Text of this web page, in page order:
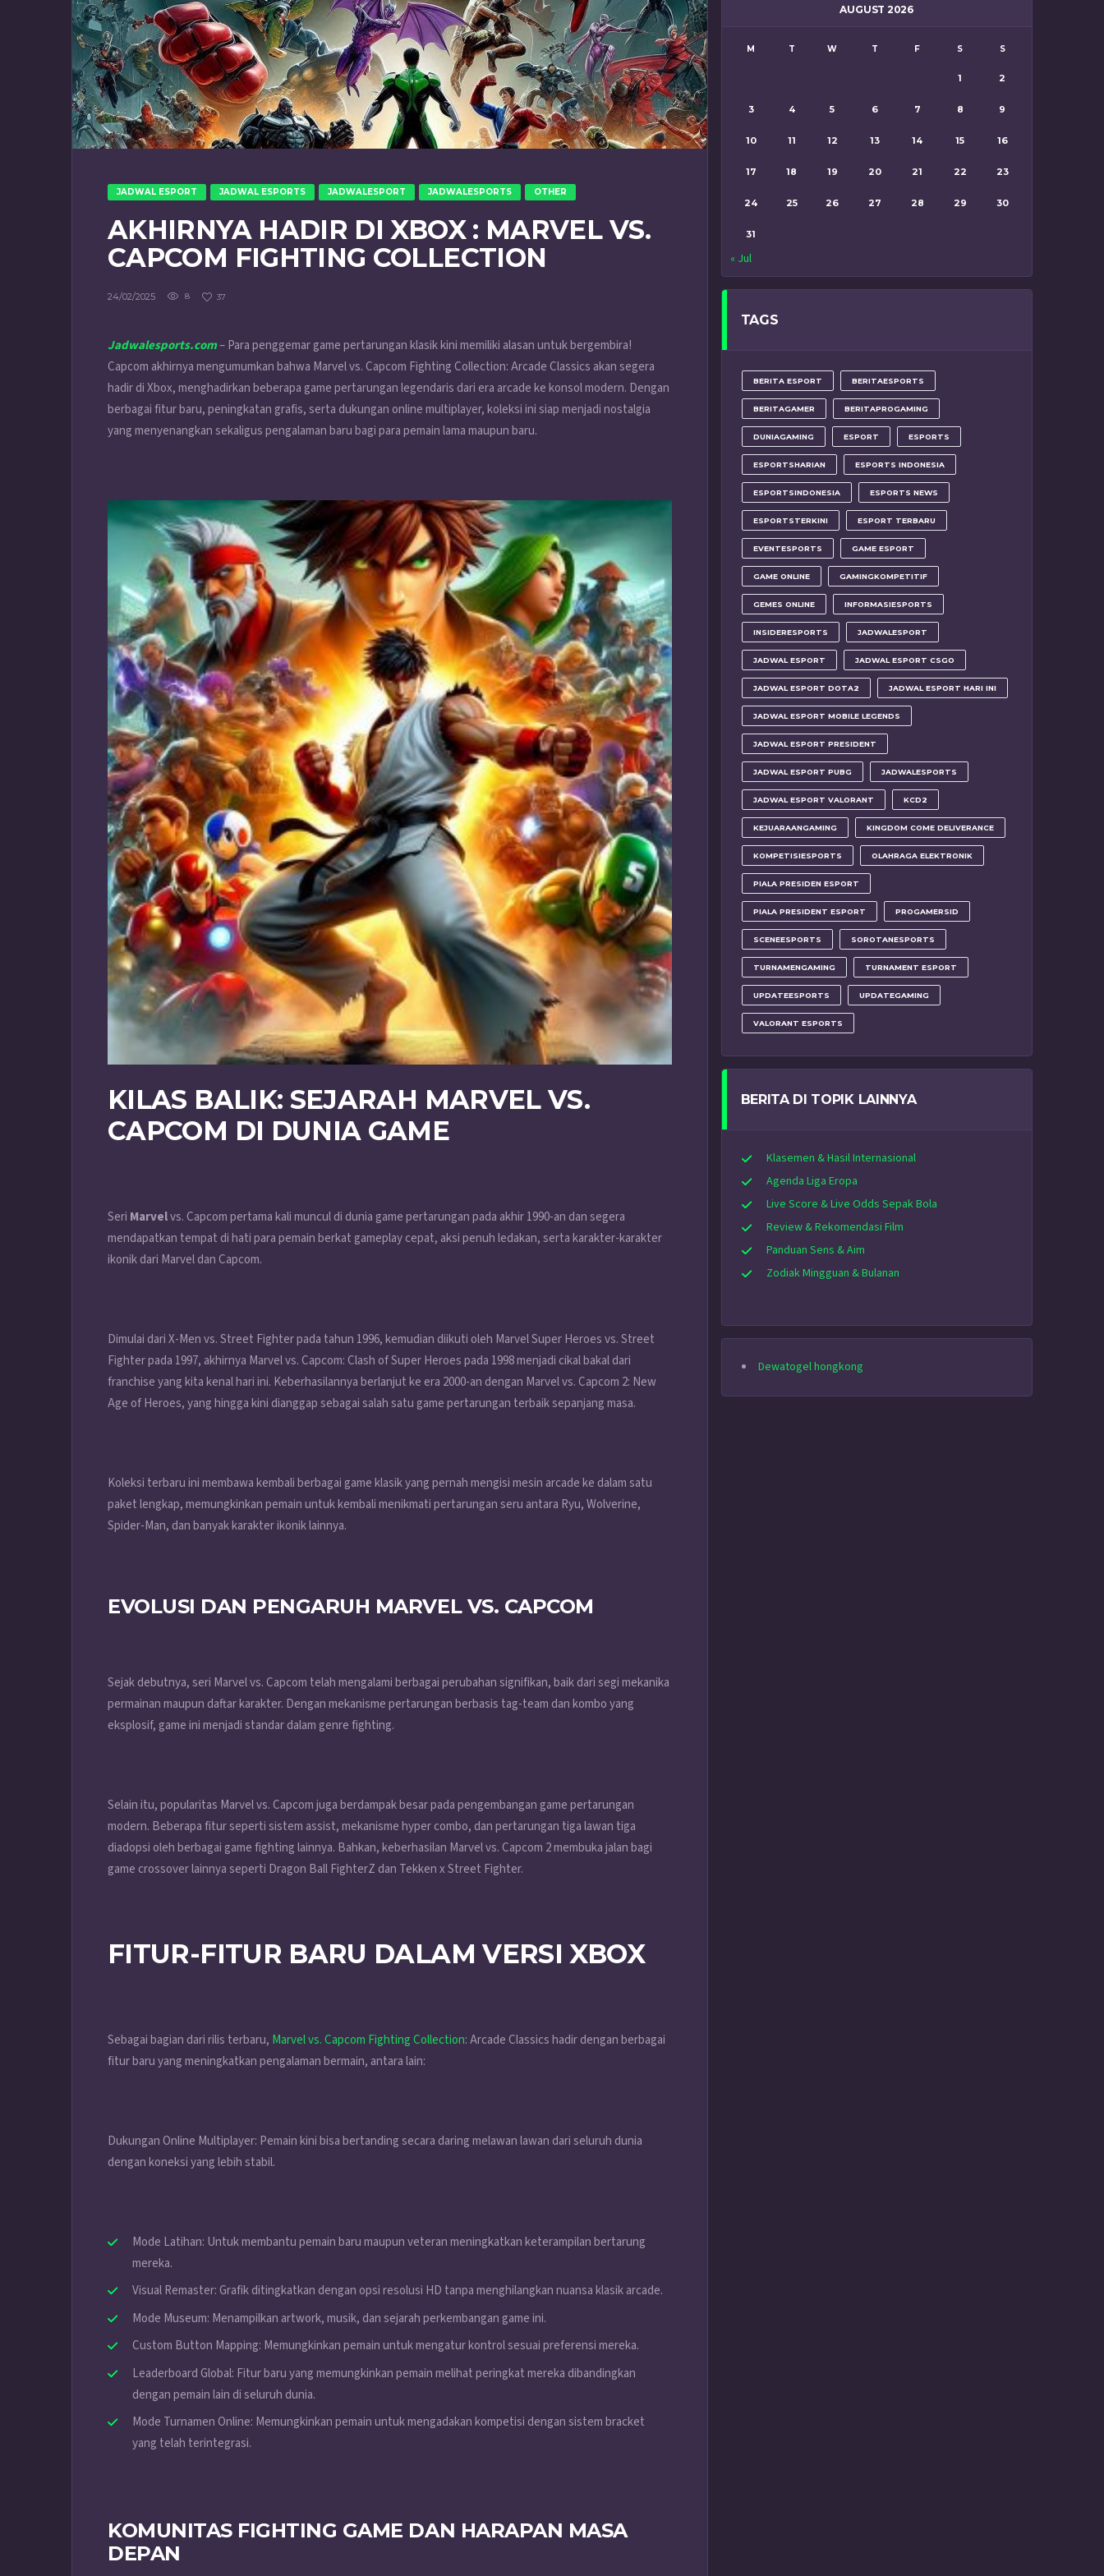
JADWAL ESPORT JADWAL ESPORTS JADWALESPORT JADWALESPORTS OTHER
AKHIRNYA HADIR DI XBOX : MARVEL VS.
CAPCOM FIGHTING COLLECTION
24/02/2025 8 37
Jadwalesports.com– Para penggemar game pertarungan klasik kini memiliki alasan untuk bergembira!
Capcom akhirnya mengumumkan bahwa Marvel vs. Capcom Fighting Collection: Arcade Classics akan segera
hadir di Xbox, menghadirkan beberapa game pertarungan legendaris dari era arcade ke konsol modern. Dengan
berbagai fitur baru, peningkatan grafis, serta dukungan online multiplayer, koleksi ini siap menjadi nostalgia
yang menyenangkan sekaligus pengalaman baru bagi para pemain lama maupun baru.
KILAS BALIK: SEJARAH MARVEL VS.
CAPCOM DI DUNIA GAME
Seri Marvelvs. Capcom pertama kali muncul di dunia game pertarungan pada akhir 1990-an dan segera
mendapatkan tempat di hati para pemain berkat gameplay cepat, aksi penuh ledakan, serta karakter-karakter
ikonik dari Marvel dan Capcom.
Dimulai dari X-Men vs. Street Fighter pada tahun 1996, kemudian diikuti oleh Marvel Super Heroes vs. Street
Fighter pada 1997, akhirnya Marvel vs. Capcom: Clash of Super Heroes pada 1998 menjadi cikal bakal dari
franchise yang kita kenal hari ini. Keberhasilannya berlanjut ke era 2000-an dengan Marvel vs. Capcom 2: New
Age of Heroes, yang hingga kini dianggap sebagai salah satu game pertarungan terbaik sepanjang masa.
Koleksi terbaru ini membawa kembali berbagai game klasik yang pernah mengisi mesin arcade ke dalam satu
paket lengkap, memungkinkan pemain untuk kembali menikmati pertarungan seru antara Ryu, Wolverine,
Spider-Man, dan banyak karakter ikonik lainnya.
EVOLUSI DAN PENGARUH MARVEL VS. CAPCOM
Sejak debutnya, seri Marvel vs. Capcom telah mengalami berbagai perubahan signifikan, baik dari segi mekanika
permainan maupun daftar karakter. Dengan mekanisme pertarungan berbasis tag-team dan kombo yang
eksplosif, game ini menjadi standar dalam genre fighting.
Selain itu, popularitas Marvel vs. Capcom juga berdampak besar pada pengembangan game pertarungan
modern. Beberapa fitur seperti sistem assist, mekanisme hyper combo, dan pertarungan tiga lawan tiga
diadopsi oleh berbagai game fighting lainnya. Bahkan, keberhasilan Marvel vs. Capcom 2 membuka jalan bagi
game crossover lainnya seperti Dragon Ball FighterZ dan Tekken x Street Fighter.
FITUR-FITUR BARU DALAM VERSI XBOX
Sebagai bagian dari rilis terbaru, Marvel vs. Capcom Fighting Collection: Arcade Classics hadir dengan berbagai
fitur baru yang meningkatkan pengalaman bermain, antara lain:
Dukungan Online Multiplayer: Pemain kini bisa bertanding secara daring melawan lawan dari seluruh dunia
dengan koneksi yang lebih stabil.
Mode Latihan: Untuk membantu pemain baru maupun veteran meningkatkan keterampilan bertarung
mereka.
Visual Remaster: Grafik ditingkatkan dengan opsi resolusi HD tanpa menghilangkan nuansa klasik arcade.
Mode Museum: Menampilkan artwork, musik, dan sejarah perkembangan game ini.
Custom Button Mapping: Memungkinkan pemain untuk mengatur kontrol sesuai preferensi mereka.
Leaderboard Global: Fitur baru yang memungkinkan pemain melihat peringkat mereka dibandingkan
dengan pemain lain di seluruh dunia.
Mode Turnamen Online: Memungkinkan pemain untuk mengadakan kompetisi dengan sistem bracket
yang telah terintegrasi.
KOMUNITAS FIGHTING GAME DAN HARAPAN MASA
DEPAN
AUGUST 2026
M T W T F S S
1 2
3 4 5 6 7 8 9
10 11 12 13 14 15 16
17 18 19 20 21 22 23
24 25 26 27 28 29 30
31
« Jul
TAGS
BERITA ESPORT BERITAESPORTS
BERITAGAMER BERITAPROGAMING
DUNIAGAMING ESPORT ESPORTS
ESPORTSHARIAN ESPORTS INDONESIA
ESPORTSINDONESIA ESPORTS NEWS
ESPORTSTERKINI ESPORT TERBARU
EVENTESPORTS GAME ESPORT
GAME ONLINE GAMINGKOMPETITIF
GEMES ONLINE INFORMASIESPORTS
INSIDERESPORTS JADWALESPORT
JADWAL ESPORT JADWAL ESPORT CSGO
JADWAL ESPORT DOTA2 JADWAL ESPORT HARI INI
JADWAL ESPORT MOBILE LEGENDS
JADWAL ESPORT PRESIDENT
JADWAL ESPORT PUBG JADWALESPORTS
JADWAL ESPORT VALORANT KCD2
KEJUARAANGAMING KINGDOM COME DELIVERANCE
KOMPETISIESPORTS OLAHRAGA ELEKTRONIK
PIALA PRESIDEN ESPORT
PIALA PRESIDENT ESPORT PROGAMERSID
SCENEESPORTS SOROTANESPORTS
TURNAMENGAMING TURNAMENT ESPORT
UPDATEESPORTS UPDATEGAMING
VALORANT ESPORTS
BERITA DI TOPIK LAINNYA
Klasemen & Hasil Internasional
Agenda Liga Eropa
Live Score & Live Odds Sepak Bola
Review & Rekomendasi Film
Panduan Sens & Aim
Zodiak Mingguan & Bulanan
Dewatogel hongkong